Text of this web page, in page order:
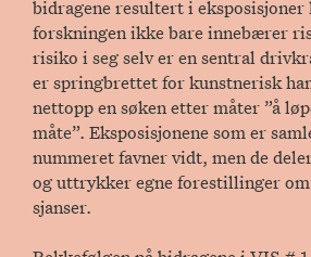
bidragene resultert i eksposisjoner
forskningen ikke bare innebærer
risiko i seg selv er en sentral
er springbrettet for kunstnerisk
nettopp en søken etter måter ”å
måte”. Eksposisjonene som er
nummeret favner vidt, men de
og uttrykker egne forestillinger
sjanser.